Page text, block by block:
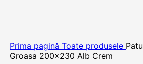
Prima pagină Toate produsele
Groasa 200×230 Alb Crem